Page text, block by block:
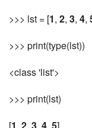
>>> lst = [1, 2, 3, 4,
>>> print(type(lst))
<class 'list'>
>>> print(lst)